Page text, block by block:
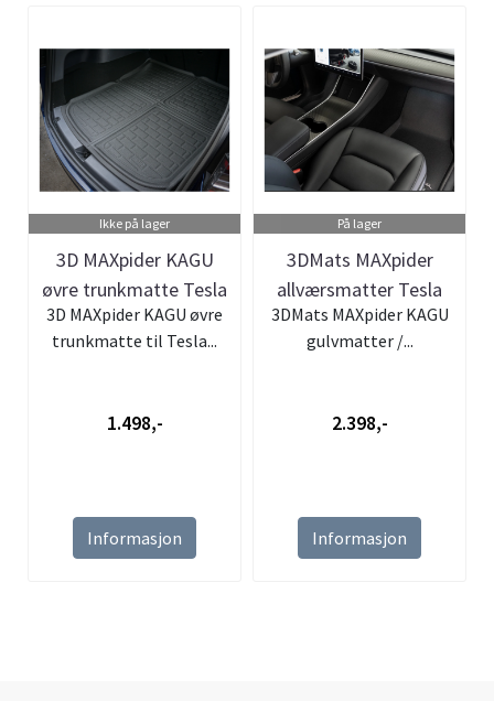
Ikke på lager
3D MAXpider KAGU
øvre trunkmatte Tesla
Model Y
3D MAXpider KAGU øvre
trunkmatte til Tesla...
1.498,-
Informasjon
På lager
3DMats MAXpider
allværsmatter Tesla
Model Y (21-24...
3DMats MAXpider KAGU
gulvmatter /...
2.398,-
Informasjon